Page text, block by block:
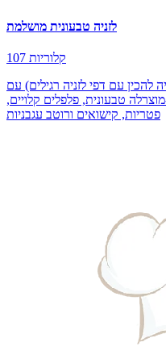
לזניה טבעונית מושלמת
107 קלוריות
להכין עם דפי לזניה רגילים) עם
טבעונית, פלפלים קלויים,
פטריות, קישואים ורוטב עגבניות